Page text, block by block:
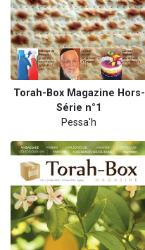
Torah-Box Magazine Hors-
Série n°1
Pessa'h